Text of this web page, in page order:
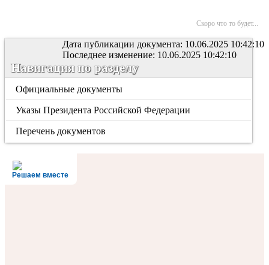
Скоро что то будет...
Дата публикации документа: 10.06.2025 10:42:10
Последнее изменение: 10.06.2025 10:42:10
Навигация по разделу
Официальные документы
Указы Президента Российской Федерации
Перечень документов
Решаем вместе